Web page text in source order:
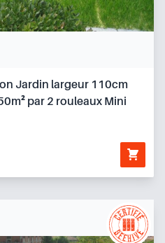
Jardin largeur 110cm
par 2 rouleaux Mini